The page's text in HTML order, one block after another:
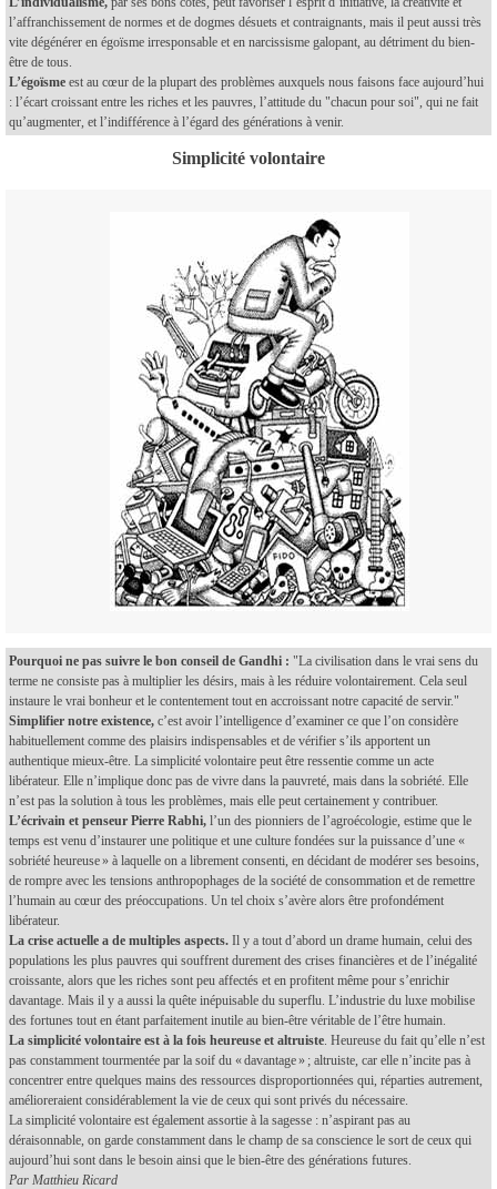
l’affranchissement de normes et de dogmes désuets et contraignants, mais il peut aussi très
vite dégénérer en égoïsme irresponsable et en narcissisme galopant, au détriment du bien-
être de tous.
L’égoïsme est au cœur de la plupart des problèmes auxquels nous faisons face aujourd’hui
: l’écart croissant entre les riches et les pauvres, l’attitude du "chacun pour soi", qui ne fait
qu’augmenter, et l’indifférence à l’égard des générations à venir.
Simplicité volontaire
Pourquoi ne pas suivre le bon conseil de Gandhi : "La civilisation dans le vrai sens du
terme ne consiste pas à multiplier les désirs, mais à les réduire volontairement. Cela seul
instaure le vrai bonheur et le contentement tout en accroissant notre capacité de servir."
Simplifier notre existence, c’est avoir l’intelligence d’examiner ce que l’on considère
habituellement comme des plaisirs indispensables et de vérifier s’ils apportent un
authentique mieux-être. La simplicité volontaire peut être ressentie comme un acte
libérateur. Elle n’implique donc pas de vivre dans la pauvreté, mais dans la sobriété. Elle
n’est pas la solution à tous les problèmes, mais elle peut certainement y contribuer.
L’écrivain et penseur Pierre Rabhi, l’un des pionniers de l’agroécologie, estime que le
temps est venu d’instaurer une politique et une culture fondées sur la puissance d’une «
sobriété heureuse » à laquelle on a librement consenti, en décidant de modérer ses besoins,
de rompre avec les tensions anthropophages de la société de consommation et de remettre
l’humain au cœur des préoccupations. Un tel choix s’avère alors être profondément
libérateur.
La crise actuelle a de multiples aspects. Il y a tout d’abord un drame humain, celui des
populations les plus pauvres qui souffrent durement des crises financières et de l’inégalité
croissante, alors que les riches sont peu affectés et en profitent même pour s’enrichir
davantage. Mais il y a aussi la quête inépuisable du superflu. L’industrie du luxe mobilise
des fortunes tout en étant parfaitement inutile au bien-être véritable de l’être humain.
La simplicité volontaire est à la fois heureuse et altruiste. Heureuse du fait qu’elle n’est
pas constamment tourmentée par la soif du « davantage » ; altruiste, car elle n’incite pas à
concentrer entre quelques mains des ressources disproportionnées qui, réparties autrement,
amélioreraient considérablement la vie de ceux qui sont privés du nécessaire.
La simplicité volontaire est également assortie à la sagesse : n’aspirant pas au
déraisonnable, on garde constamment dans le champ de sa conscience le sort de ceux qui
aujourd’hui sont dans le besoin ainsi que le bien-être des générations futures.
Par Matthieu Ricard